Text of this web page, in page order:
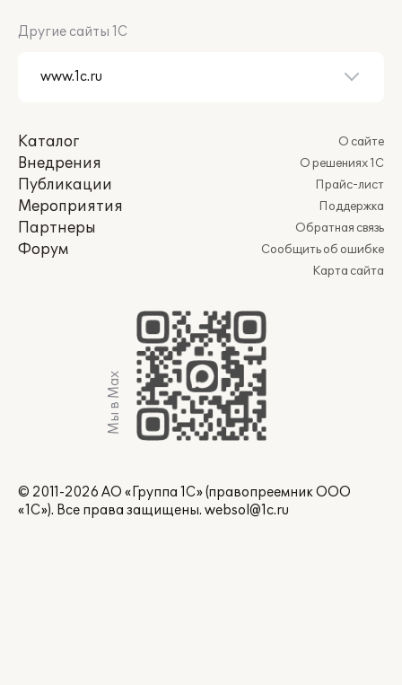
Другие сайты 1С
Каталог
Внедрения
Публикации
Мероприятия
Партнеры
Форум
О сайте
О решениях 1С
Прайс-лист
Поддержка
Обратная связь
Сообщить об ошибке
Карта сайта
Мы в Max
© 2011-2026 АО «Группа 1С» (правопреемник ООО
«1С»). Все права защищены. websol@1c.ru